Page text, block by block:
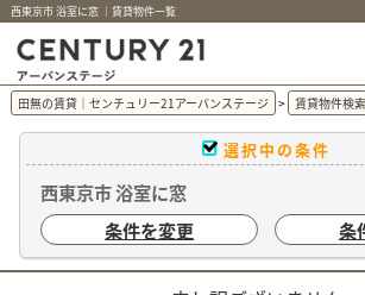
西東京市 浴室に窓 ｜賃貸物件一覧
田無の賃貸｜センチュリー21アーバンステージ
賃貸物件検索
選択中の条件
西東京市 浴室に窓
条件を変更
条